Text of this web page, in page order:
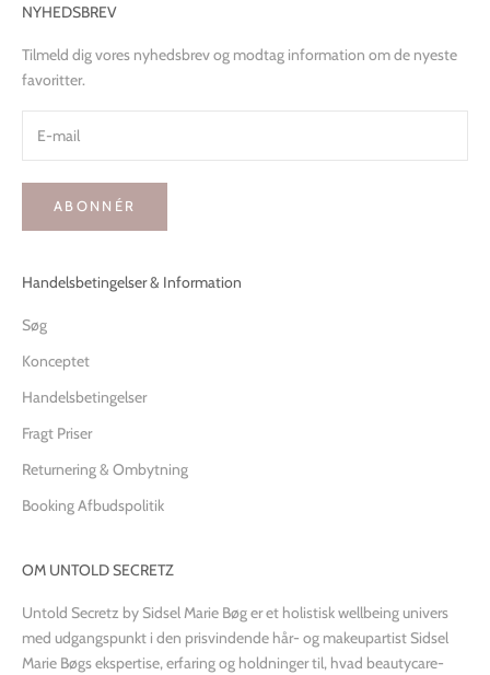
NYHEDSBREV
Tilmeld dig vores nyhedsbrev og modtag information om de nyeste
favoritter.
ABONNÉR
Handelsbetingelser & Information
Søg
Konceptet
Handelsbetingelser
Fragt Priser
Returnering & Ombytning
Booking Afbudspolitik
OM UNTOLD SECRETZ
Untold Secretz by Sidsel Marie Bøg er et holistisk wellbeing univers
med udgangspunkt i den prisvindende hår- og makeupartist Sidsel
Marie Bøgs ekspertise, erfaring og holdninger til, hvad beautycare-